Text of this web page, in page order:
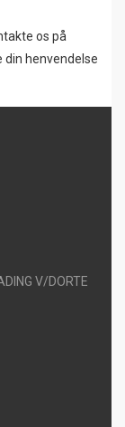
os på
din henvendelse
V/DORTE